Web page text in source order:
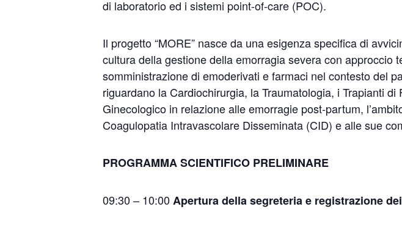
di laboratorio ed i sistemi point-of-care (POC).
Il progetto “MORE” nasce da una esigenza specifica di
cultura della gestione della emorragia severa con
somministrazione di emoderivati e farmaci nel contesto del
riguardano la Cardiochirurgia, la Traumatologia, i Trapianti
Ginecologico in relazione alle emorragie post-partum,
Coagulopatia Intravascolare Disseminata (CID) e alle sue
PROGRAMMA SCIENTIFICO PRELIMINARE
09:30 – 10:00 Apertura della segreteria e registrazione